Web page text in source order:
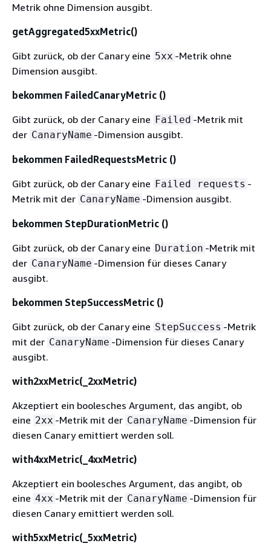
Metrik ohne Dimension ausgibt.
getAggregated5xxMetric()
Gibt zurück, ob der Canary eine 5xx -Metrik ohne
Dimension ausgibt.
bekommen FailedCanaryMetric ()
Gibt zurück, ob der Canary eine Failed -Metrik mit
der CanaryName -Dimension ausgibt.
bekommen FailedRequestsMetric ()
Gibt zurück, ob der Canary eine Failed requests -
Metrik mit der CanaryName -Dimension ausgibt.
bekommen StepDurationMetric ()
Gibt zurück, ob der Canary eine Duration -Metrik mit
der CanaryName -Dimension für dieses Canary
ausgibt.
bekommen StepSuccessMetric ()
Gibt zurück, ob der Canary eine StepSuccess -Metrik
mit der CanaryName -Dimension für dieses Canary
ausgibt.
with2xxMetric(_2xxMetric)
Akzeptiert ein boolesches Argument, das angibt, ob
eine 2xx -Metrik mit der CanaryName -Dimension für
diesen Canary emittiert werden soll.
with4xxMetric(_4xxMetric)
Akzeptiert ein boolesches Argument, das angibt, ob
eine 4xx -Metrik mit der CanaryName -Dimension für
diesen Canary emittiert werden soll.
with5xxMetric(_5xxMetric)